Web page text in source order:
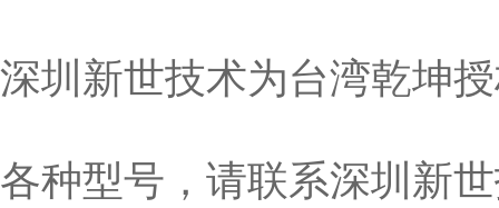
深圳新世技术为台湾乾坤
各种型号，请联系深圳新